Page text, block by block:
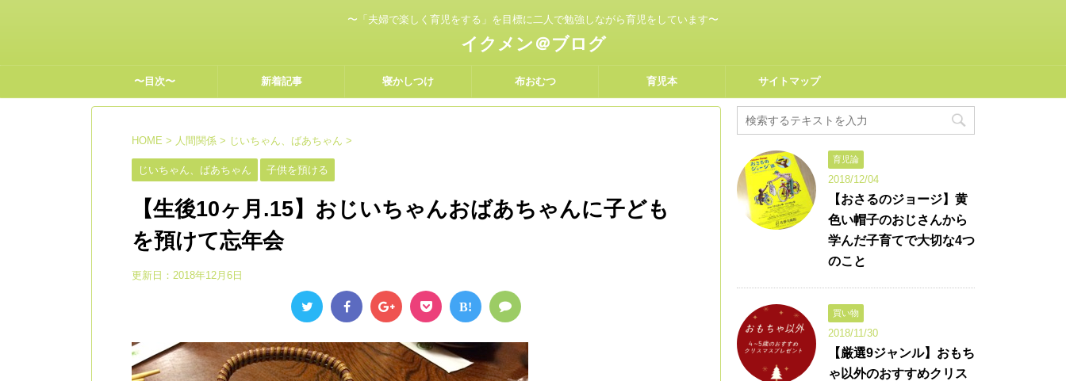
〜「夫婦で楽しく育児をする」を目標に二人で勉強しながら育児をしています〜
イクメン＠ブログ
〜目次〜 新着記事 寝かしつけ 布おむつ 育児本 サイトマップ
HOME > 人間関係 > じいちゃん、ばあちゃん >
じいちゃん、ばあちゃん 子供を預ける
【生後10ヶ月.15】おじいちゃんおばあちゃんに子ども
を預けて忘年会
更新日： 2018年12月6日
B!
育児論
2018/12/04
【おさるのジョージ】黄
色い帽子のおじさんから
学んだ子育てで大切な4つ
のこと
買い物
2018/11/30
【厳選9ジャンル】おもち
ゃ以外のおすすめクリス